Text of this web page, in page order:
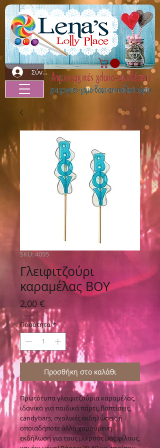
Σύνδεση
SKU: 4095
Γλειφιτζούρι
καραμέλας BOY
2,00 €
Ποσότητα *
Προσθήκη στο καλάθι
Πρωτότυπα γλειφιτζούρια καραμέλας,
ιδανικά για παιδικά πάρτι, βαπτίσεις,
candybars, σχολικές εκδηλώσεις ή
οποιαδήποτε άλλη χαρούμενη
εκδήλωση για τους μικρούς μας φίλους,